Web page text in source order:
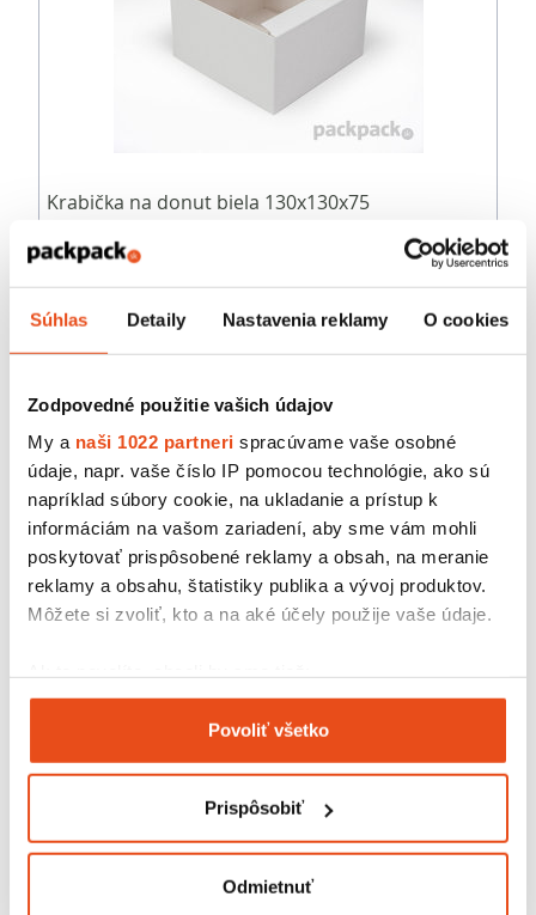
Súhlas Detaily Nastavenia reklamy O cookies
Zodpovedné použitie vašich údajov
My a naši 1022 partneri spracúvame vaše osobné
údaje, napr. vaše číslo IP pomocou technológie, ako sú
napríklad súbory cookie, na ukladanie a prístup k
informáciám na vašom zariadení, aby sme vám mohli
poskytovať prispôsobené reklamy a obsah, na meranie
reklamy a obsahu, štatistiky publika a vývoj produktov.
Môžete si zvoliť, kto a na aké účely použije vaše údaje.
Zhromažďovať informácie o vašej geografickej
polohe s presnosťou na niekoľko metrov
Identifikovať vaše zariadenie aktívnym
Viac informácií o tom, ako sa spracúvajú vaše osobné
údaje, nájdete v časti svašimi nastaveniami
Povoliť všetko
Prispôsobiť
Odmietnuť
Krabička na donut biela 130x130x75
25 ks v balení
Novinka Kompostovateľný obal
Krabička na jedlo Streetfood M
13,53 € s DPH
11,00 € bez DPH